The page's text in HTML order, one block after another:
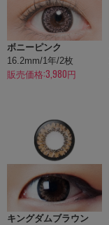
ボニーピンク
16.2mm/1年/2枚
販売価格:3,980円
キングダムブラウン